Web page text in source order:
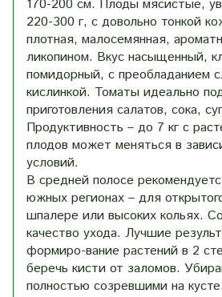
170-200 см. Плоды мясистые,
220-300 г, с довольно тонкой
плотная, малосемянная,
ликопином. Вкус насыщенный,
помидорный, с преобладанием
кислинкой. Томаты идеально
приготовления салатов, сока,
Продуктивность – до 7 кг с
плодов может меняться в
условий.
В средней полосе
южных регионах – для
шпалере или высоких кольях.
качество ухода. Лучшие
формиро-вание растений в 2
беречь кисти от заломов.
полностью созревшими на